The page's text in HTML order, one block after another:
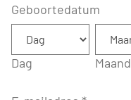
Geboortedatum
Dag Maand